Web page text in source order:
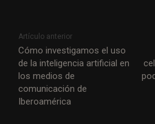
Artículo anterior
Cómo investigamos el uso
de la inteligencia artificial en
los medios de
comunicación de
Iberoamérica